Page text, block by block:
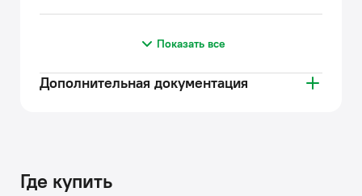
Показать все
Дополнительная документация
Где купить